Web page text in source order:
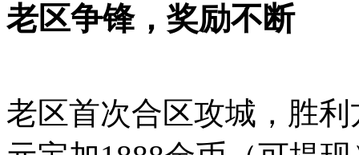
老区争锋，奖励不断
老区首次合区攻城，胜